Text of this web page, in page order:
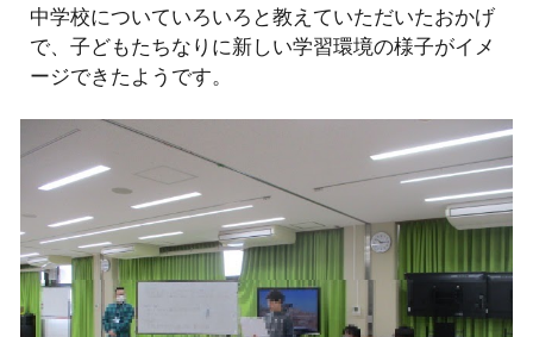
中学校についていろいろと教えていただいたおかげ
で、子どもたちなりに新しい学習環境の様子がイメ
ージできたようです。